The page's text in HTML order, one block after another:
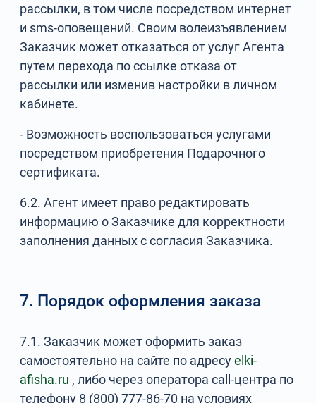
рассылки, в том числе посредством интернет
и sms-оповещений. Своим волеизъявлением
Заказчик может отказаться от услуг Агента
путем перехода по ссылке отказа от
рассылки или изменив настройки в личном
кабинете.
- Возможность воспользоваться услугами
посредством приобретения Подарочного
сертификата.
6.2. Агент имеет право редактировать
информацию о Заказчике для корректности
заполнения данных с согласия Заказчика.
7. Порядок оформления заказа
7.1. Заказчик может оформить заказ
самостоятельно на сайте по адресуelki-
afisha.ru , либо через оператора call-центра по
телефону 8 (800) 777-86-70 на условиях